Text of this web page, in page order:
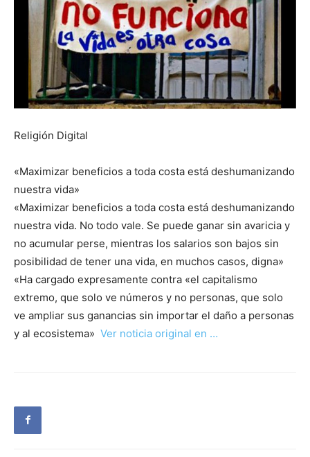
Religión Digital
«Maximizar beneficios a toda costa está deshumanizando
nuestra vida»
«Maximizar beneficios a toda costa está deshumanizando
nuestra vida. No todo vale. Se puede ganar sin avaricia y
no acumular perse, mientras los salarios son bajos sin
posibilidad de tener una vida, en muchos casos, digna»
«Ha cargado expresamente contra «el capitalismo
extremo, que solo ve números y no personas, que solo
ve ampliar sus ganancias sin importar el daño a personas
y al ecosistema» Ver noticia original en …